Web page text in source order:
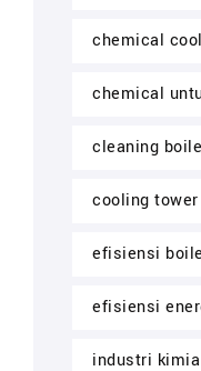
chemical
chemical
cleaning
cooling
efisiensi
efisiensi
industri kimia